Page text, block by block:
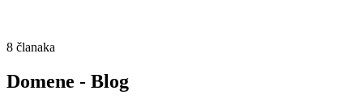
8 članaka
Domene - Blog